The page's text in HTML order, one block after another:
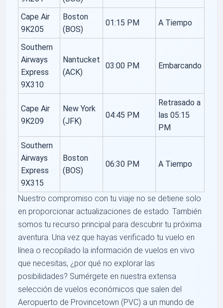
Cape Air
9K205
Boston
(BOS)
01:15 PM A Tiempo
Southern
Airways
Express
9X310
Nantucket
(ACK)
03:00 PM Embarcando
Cape Air
9K209
New York
(JFK)
04:45 PM
Retrasado a
las 05:15
PM
Southern
Airways
Express
9X315
Boston
(BOS)
06:30 PM A Tiempo
Nuestro compromiso con tu viaje no se detiene solo
en proporcionar actualizaciones de estado. También
somos tu recurso principal para descubrir tu próxima
aventura. Una vez que hayas verificado tu vuelo en
línea o recopilado la información de vuelos en vivo
que necesitas, ¿por qué no explorar las
posibilidades? Sumérgete en nuestra extensa
selección de vuelos económicos que salen del
Aeropuerto de Provincetown (PVC) a un mundo de